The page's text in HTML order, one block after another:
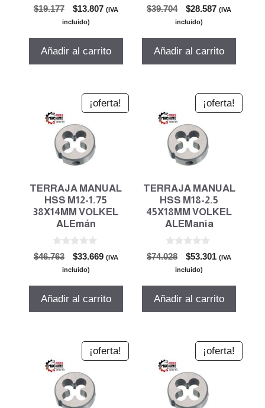
0
d
$19.177
El
precio
era:
$13.807El(IVA
incluido)
Añadir al carrito
0
d
$39.704
El
precio
era:
$28.587El(IVA
incluido)
Añadir al carrito
¡oferta!
TERRAJA MANUAL
HSS M12-1.75
38X14MM VOLKEL
ALEmán
0
d
$46.763
El
precio
era:
$33.669El(IVA
incluido)
Añadir al carrito
¡oferta!
TERRAJA MANUAL
HSS M18-2.5
45X18MM VOLKEL
ALEMania
0
d
$74.028
El
precio
era:
$53.301 El
(IVA
incluido)
Añadir al carrito
¡oferta! ¡oferta!